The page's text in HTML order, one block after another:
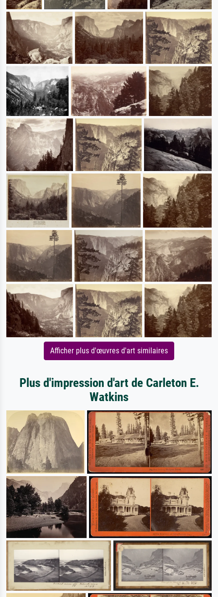
Afficher plus d'œuvres d'art similaires
Plus d'impression d'art de Carleton E.
Watkins